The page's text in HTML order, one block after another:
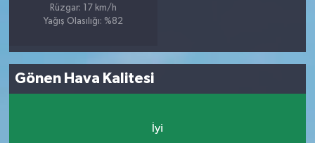
Rüzgar: 17 km/h
Yağış Olasılığı: %82
Gönen Hava Kalitesi
İyi